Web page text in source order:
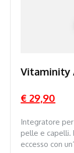
Vitaminity
€ 29,90
Integratore
pelle e capelli.
eccesso con